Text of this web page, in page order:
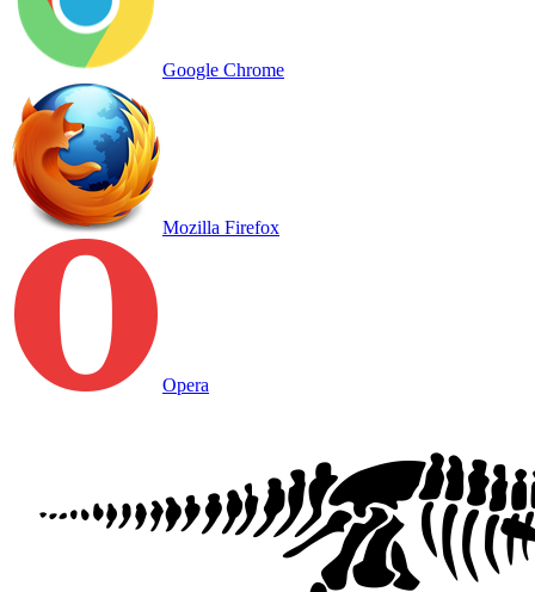
Google Chrome
Mozilla Firefox
Opera